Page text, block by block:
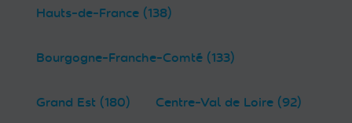
Hauts-de-France (138)
Bourgogne-Franche-Comté (133)
Grand Est (180) Centre-Val de Loire (92)